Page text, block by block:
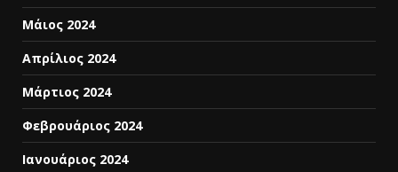
Μάιος 2024
Απρίλιος 2024
Μάρτιος 2024
Φεβρουάριος 2024
Ιανουάριος 2024